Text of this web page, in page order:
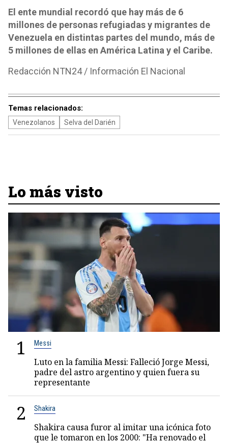
El ente mundial recordó que hay más de 6
millones de personas refugiadas y migrantes de
Venezuela en distintas partes del mundo, más de
5 millones de ellas en América Latina y el Caribe.
Redacción NTN24 / Información El Nacional
Temas relacionados:
Venezolanos Selva del Darién
Lo más visto
1 Messi
Luto en la familia Messi: Falleció Jorge Messi,
padre del astro argentino y quien fuera su
representante
2 Shakira
Shakira causa furor al imitar una icónica foto
que le tomaron en los 2000: "Ha renovado el